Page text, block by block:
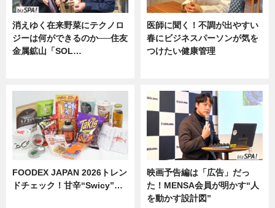
消えゆく在来野菜にテクノロ
ジーは何ができるのか──住友
金属鉱山「SOL…
医師に聞く！不調が出やすい
春にビジネスパーソンが気を
つけたい健康管理
FOODEX JAPAN 2026トレン
ドチェック！甘辛“Swicy”…
映画予告編は「広告」だっ
た！MENSA会員が明かす“人
を動かす設計図”